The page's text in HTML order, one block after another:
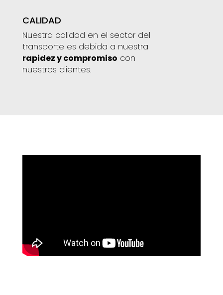
CALIDAD
Nuestra calidad en el sector del
transporte es debida a nuestra
rapidez y compromiso con
nuestros clientes.